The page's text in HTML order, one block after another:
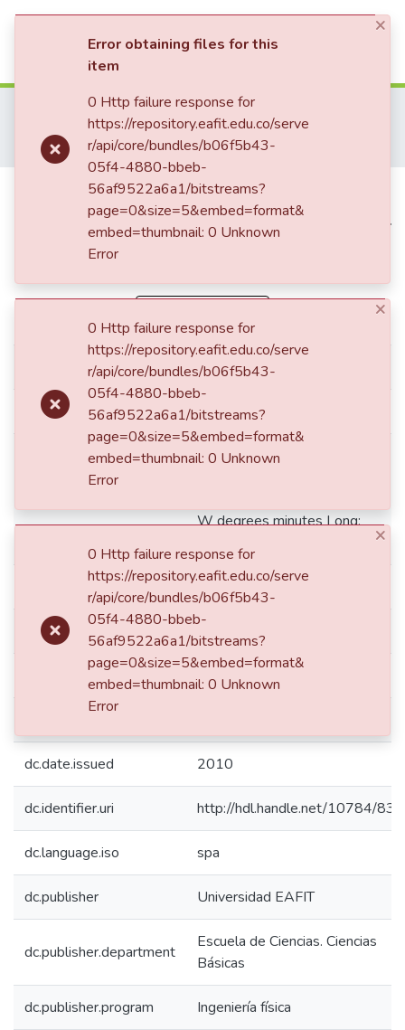
Communities & Collections
All of DSpace
Trabajo de Grado
Ingeniería Física (trabajo de grado)
Implementación de un sistema de caracterización de plasma por sonda de Langmüir
Implementación de un sistema
de caracterización de plasma por
sonda de Langmüir
dc.contributor.advisor Jaramillo Ocampo, Juan Manuel
dc.contributor.author Camargo Suárez, Víctor Hugo
Medellín de: Lat: 06 15 00 N
W degrees minutes Long:
dc.creator.degree Ingeniero Físico
dc.creator.email vcamargo.e@gmail.com
dc.date.accessioned 2016-04-25T15:07:20Z
dc.date.issued 2010
dc.identifier.uri http://hdl.handle.net/10784/
dc.language.iso spa
dc.publisher Universidad EAFIT
dc.publisher.department
Escuela de Ciencias. Ciencias
Básicas
dc.publisher.program Ingeniería física
×
Error obtaining files for this
item
0 Http failure response for
https://repository.eafit.edu.co/serve
r/api/core/bundles/b06f5b43-
05f4-4880-bbeb-
56af9522a6a1/bitstreams?
page=0&size=5&embed=format&
embed=thumbnail: 0 Unknown
Error
0 Http failure response for
https://repository.eafit.edu.co/serve
r/api/core/bundles/b06f5b43-
05f4-4880-bbeb-
56af9522a6a1/bitstreams?
page=0&size=5&embed=format&
embed=thumbnail: 0 Unknown
0 Http failure response for
https://repository.eafit.edu.co/serve
r/api/core/bundles/b06f5b43-
05f4-4880-bbeb-
56af9522a6a1/bitstreams?
page=0&size=5&embed=format&
embed=thumbnail: 0 Unknown